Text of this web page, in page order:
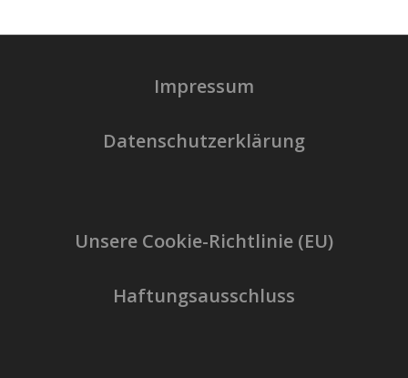
Impressum
Datenschutzerklärung
Unsere Cookie-Richtlinie (EU)
Haftungsausschluss